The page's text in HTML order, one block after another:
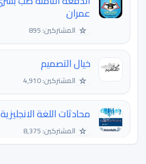
عمران
☆ المشتركين: 895
خيال التصميم
☆ المشتركين: 4,910
محادثات اللغة الانجليزية
☆ المشتركين: 8,375